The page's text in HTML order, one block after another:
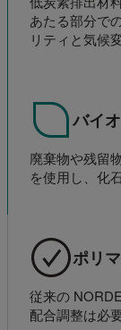
あたる部分で
リティと気候
バイ
廃棄物や残留
を使用し、化
ポリ
従来の
配合調整は必